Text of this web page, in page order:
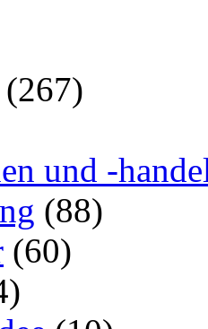
(267)
und -
(88)
(60)